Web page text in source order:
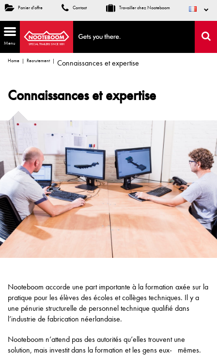
Panier d'offre Contact Travailler chez Nooteboom
Menu
Home Recrutement Connaissances et expertise
Connaissances et expertise
Nooteboom accorde une part importante à la formation axée sur la
pratique pour les élèves des écoles et collèges techniques. Il y a
une pénurie structurelle de personnel technique qualifié dans
l’industrie de fabrication néerlandaise.
Nooteboom n’attend pas des autorités qu’elles trouvent une
solution, mais investit dans la formation et les gens eux- mêmes.